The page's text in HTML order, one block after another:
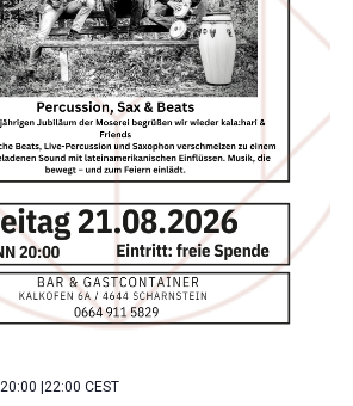
|22:00 CEST